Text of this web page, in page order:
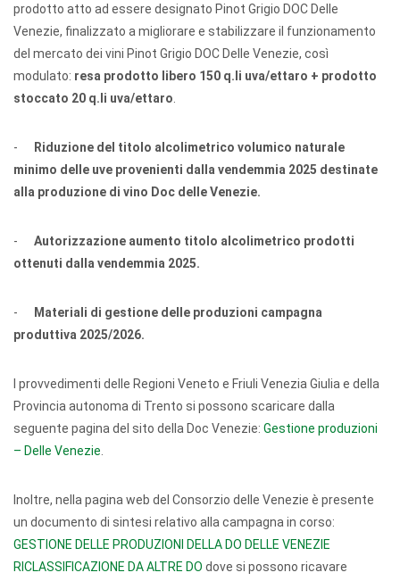
prodotto atto ad essere designato Pinot Grigio DOC Delle
Venezie, finalizzato a migliorare e stabilizzare il funzionamento
del mercato dei vini Pinot Grigio DOC Delle Venezie, così
modulato: resa prodotto libero 150 q.li uva/ettaro + prodotto
stoccato 20 q.li uva/ettaro
-
Riduzione del titolo alcolimetrico volumico naturale
minimo delle uve provenienti dalla vendemmia 2025 destinate
alla produzione di vino Doc delle Venezie.
- Autorizzazione aumento titolo alcolimetrico prodotti
ottenuti dalla vendemmia 2025.
-
Materiali di gestione delle produzioni campagna
produttiva 2025/2026.
I provvedimenti delle Regioni Veneto e Friuli Venezia Giulia e della
Provincia autonoma di Trento si possono scaricare dalla
seguente pagina del sito della Doc Venezie: Gestione produzioni
– Delle Venezie
Inoltre, nella pagina web del Consorzio delle Venezie è presente
un documento di sintesi relativo alla campagna in corso:
GESTIONE DELLE PRODUZIONI DELLA DO DELLE VENEZIE
RICLASSIFICAZIONE DA ALTRE DO dove si possono ricavare